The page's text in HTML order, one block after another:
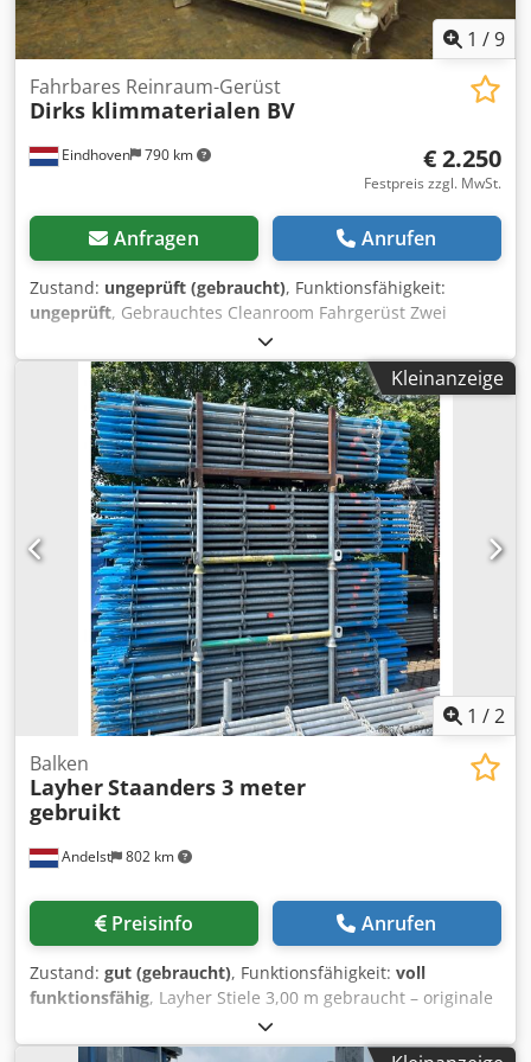
1 /9
Eindhoven 790 km
Fahrbares Reinraum-Gerüst
Dirks klimmaterialen BV
€ 2.250
Festpreis zzgl. MwSt.
Anfragen Anrufen
Zustand: ungeprüft (gebraucht), Funktionsfähigkeit:
ungeprüft, Gebrauchtes Cleanroom Fahrgerüst Zwei
Plattformhöhen: ~1,29 Meter ~2,29 Meter Mit
Bedienungsanleitung. Codpjxiv Hijfx Antjrf Ausschließlich
für den Innenbereich. Maximal 250 kg pro Arbeitsboden.
Kleinanzeige
1 /2
Andelst 802 km
Balken
LayherStaanders 3 meter
gebruikt
Preisinfo Anrufen
Zustand: gut (gebraucht), Funktionsfähigkeit: voll
funktionsfähig, Layher Stiele 3,00 m gebraucht – originale
Allround Stiele für Systemgerüste Diese gebrauchten
Layher Stiele mit 3,00 Meter Länge sind Originalteile des